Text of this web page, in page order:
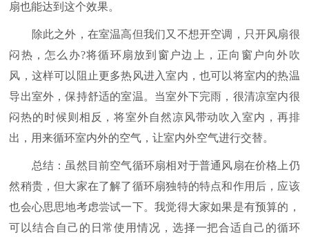
扇也能达到这个效果。
除此之外，在室温高但我们又不想开空调，只开风扇很
闷热，怎么办?将循环扇放到窗户边上，正向窗户向外吹
风，这样可以阻止更多热风进入室内，也可以将室内的热温
导出室外，保持舒适的室温。当室外下完雨，很清凉室内很
闷热的时候则相反，将室外自然凉风带动吹入室内，再排
出，用来循环室内外的空气，让室内外空气进行交替。
总结：虽然目前空气循环扇相对于普通风扇在价格上仍
然稍贵，但大家在了解了循环扇独特的特点和作用后，应该
也会心思思地考虑尝试一下。我觉得大家如果是有预算的，
可以结合自己的日常使用情况，选择一把合适自己的循环